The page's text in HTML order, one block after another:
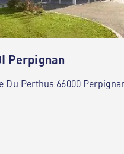
Perpignan
Du Perthus 66000